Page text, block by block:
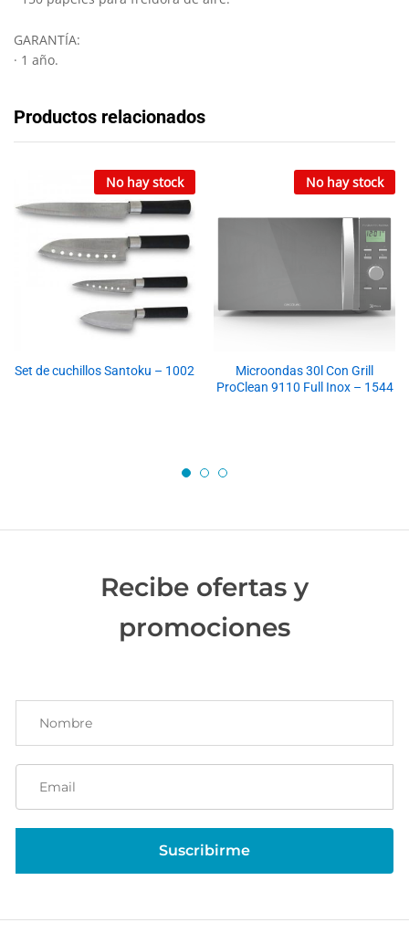
GARANTÍA:
· 1 año.
Productos relacionados
No hay stock
Set de cuchillos Santoku – 1002
No hay stock
Microondas 30l Con Grill
ProClean 9110 Full Inox – 1544
Recibe ofertas y
promociones